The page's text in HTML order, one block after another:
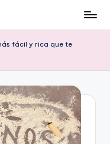
fácil y rica que te